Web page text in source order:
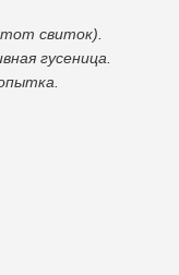
свиток).
гусеница.